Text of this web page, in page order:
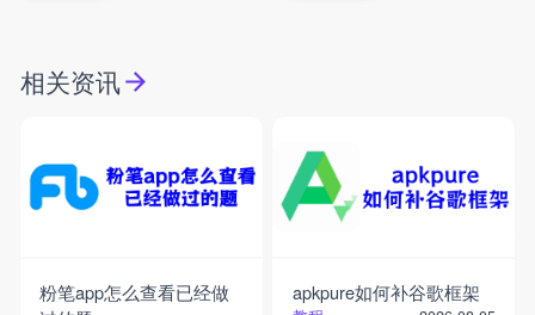
相关资讯
粉笔app怎么查看已经做
apkpure如何补谷歌框架